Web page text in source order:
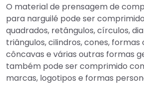
O material de prensagem de
para narguilé pode ser
quadrados, retângulos, círculos,
triângulos, cilindros, cones, formas
côncavas e várias outras formas
também pode ser comprimido
marcas, logotipos e formas